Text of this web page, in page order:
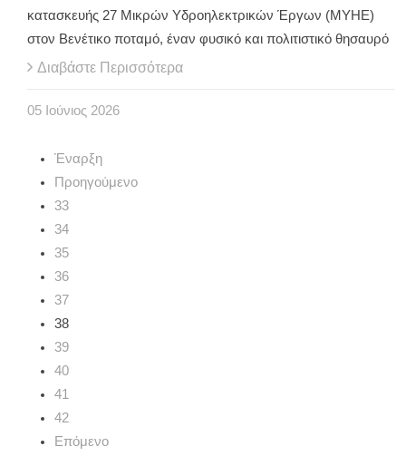
κατασκευής 27 Μικρών Υδροηλεκτρικών Έργων (ΜΥΗΕ)
στον Βενέτικο ποταμό, έναν φυσικό και πολιτιστικό θησαυρό
Διαβάστε Περισσότερα
05 Ιούνιος 2026
Έναρξη
Προηγούμενο
33
34
35
36
37
38
39
40
41
42
Επόμενο